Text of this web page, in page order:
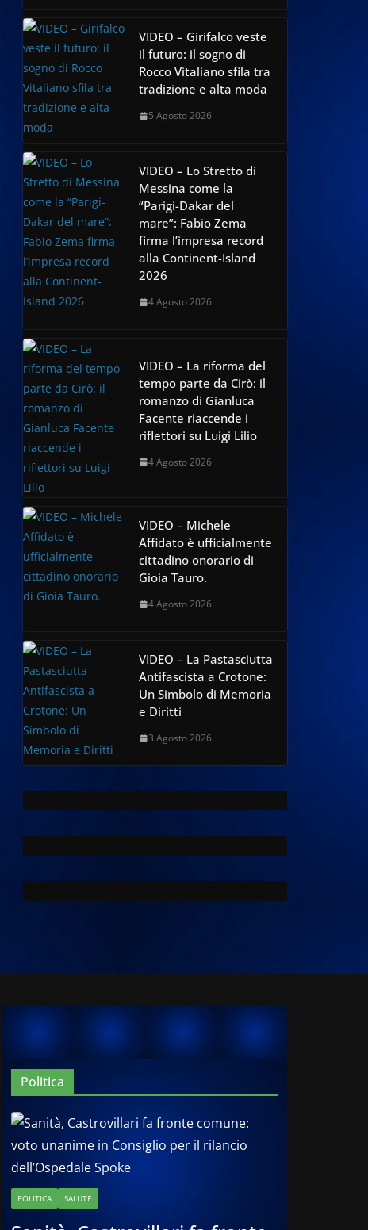
VIDEO – Girifalco veste
il futuro: il sogno di
Rocco Vitaliano sfila tra
tradizione e alta moda
5 Agosto 2026
VIDEO – Lo Stretto di
Messina come la
“Parigi-Dakar del
mare”: Fabio Zema
firma l’impresa record
alla Continent-Island
2026
4 Agosto 2026
VIDEO – La riforma del
tempo parte da Cirò: il
romanzo di Gianluca
Facente riaccende i
riflettori su Luigi Lilio
4 Agosto 2026
VIDEO – Michele
Affidato è ufficialmente
cittadino onorario di
Gioia Tauro.
4 Agosto 2026
VIDEO – La Pastasciutta
Antifascista a Crotone:
Un Simbolo di Memoria
e Diritti
3 Agosto 2026
Politica
POLITICA SALUTE